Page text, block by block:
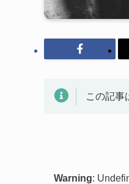
この記事
Warning: